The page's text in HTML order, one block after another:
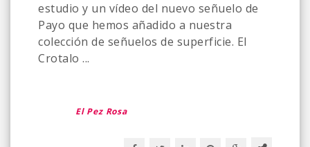
estudio y un vídeo del nuevo señuelo de
Payo que hemos añadido a nuestra
colección de señuelos de superficie. El
Crotalo ...
El Pez Rosa